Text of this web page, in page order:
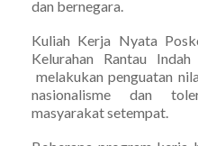
dan bernegara.
Kuliah Kerja Nyata
Kelurahan Rantau
melakukan penguatan
nasionalisme dan
masyarakat setempat.